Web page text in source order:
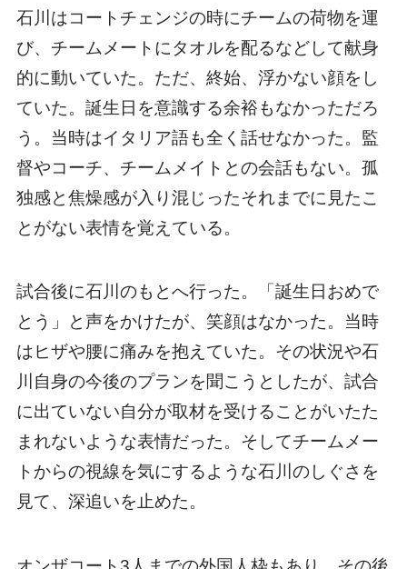
石川はコートチェンジの時にチームの荷物を運
び、チームメートにタオルを配るなどして献身
的に動いていた。ただ、終始、浮かない顔をし
ていた。誕生日を意識する余裕もなかっただろ
う。当時はイタリア語も全く話せなかった。監
督やコーチ、チームメイトとの会話もない。孤
独感と焦燥感が入り混じったそれまでに見たこ
とがない表情を覚えている。
試合後に石川のもとへ行った。「誕生日おめで
とう」と声をかけたが、笑顔はなかった。当時
はヒザや腰に痛みを抱えていた。その状況や石
川自身の今後のプランを聞こうとしたが、試合
に出ていない自分が取材を受けることがいたた
まれないような表情だった。そしてチームメー
トからの視線を気にするような石川のしぐさを
見て、深追いを止めた。